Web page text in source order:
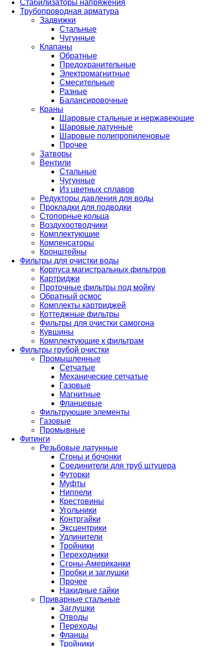
Стабилизаторы напряжения
Трубопроводная арматура
Задвижки
Стальные
Чугунные
Клапаны
Обратные
Предохранительные
Электромагнитные
Смесительные
Разные
Балансировочные
Краны
Шаровые стальные и нержавеющие
Шаровые латунные
Шаровые полипропиленовые
Прочее
Затворы
Вентили
Стальные
Чугунные
Из цветных сплавов
Редукторы давления для воды
Прокладки для подводки
Стопорные кольца
Воздухоотводчики
Комплектующие
Компенсаторы
Кронштейны
Фильтры для очистки воды
Корпуса магистральных фильтров
Картриджи
Проточные фильтры под мойку
Обратный осмос
Комплекты картриджей
Коттеджные фильтры
Фильтры для очистки самогона
Кувшины
Комплектующие к фильтрам
Фильтры грубой очистки
Промышленные
Сетчатые
Механические сетчатые
Газовые
Магнитные
Фланцевые
Фильтрующие элементы
Газовые
Промывные
Фитинги
Резьбовые латунные
Сгоны и бочонки
Соединители для труб штуцера
Футорки
Муфты
Ниппели
Крестовины
Угольники
Контргайки
Эксцентрики
Удлинители
Тройники
Переходники
Сгоны-Американки
Пробки и заглушки
Прочее
Накидные гайки
Приварные стальные
Заглушки
Отводы
Переходы
Фланцы
Тройники